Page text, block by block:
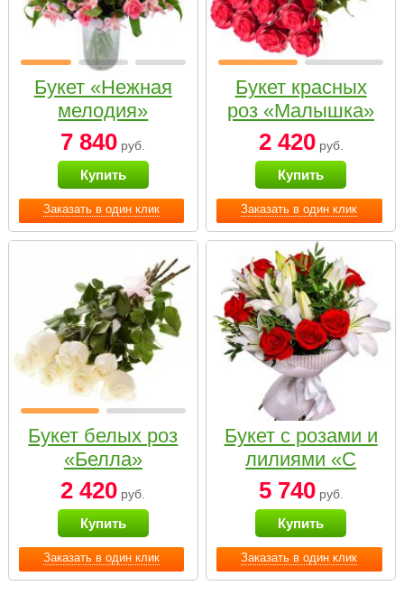
Заказать в один клик
Букет «Нежная
мелодия»
7 840 руб.
Купить
Заказать в один клик
Букет красных
роз «Малышка»
2 420руб.
Купить
Заказать в один клик
Букет белых роз
«Белла»
2 420 руб.
Купить
Заказать в один клик
Букет с розами и
лилиями «С
наилучшими
пожеланиями»
5 740руб.
Купить